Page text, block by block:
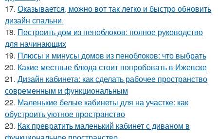
17. Оказывается, можно вот так легко и быстро обновить
дизайн спальни.
18. Построить дом из пеноблоков: полное руководство
для начинающих
19. Плюсы и минусы домов из пеноблоков: что выбрать
20. Какие местные блюда стоит попробовать в Ижевске
21. Дизайн кабинета: как сделать рабочее пространство
современным и функциональным
22. Маленькие белые кабинеты для на участке: как
обустроить уютное пространство
23. Как превратить маленький кабинет с диваном в